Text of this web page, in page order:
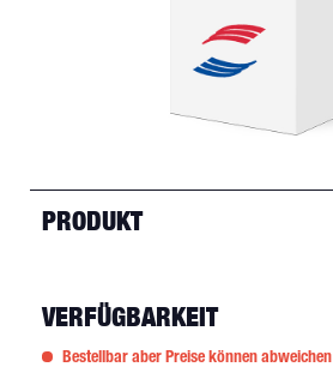
PRODUKT
VERFÜGBARKEIT
Bestellbar aber Preise können abweichen